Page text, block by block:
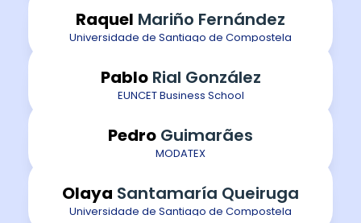
Raquel Mariño Fernández
Universidade de Santiago de Compostela
PabloRial González
EUNCET Business School
Pedro Guimarães
MODATEX
Olaya Santamaría Queiruga
Universidade de Santiago de Compostela